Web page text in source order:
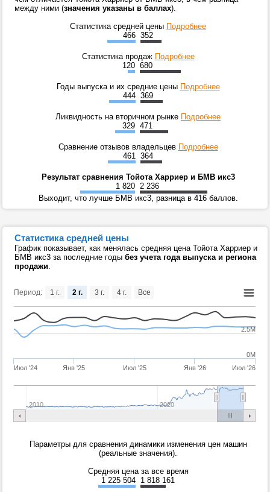
между ними (значения указаны в баллах).
Статистика средней цены Подробнее
466 352
Статистика продаж Подробнее
120 680
Годы выпуска и их средние цены Подробнее
444 369
Ликвидность на вторичном рынке Подробнее
329 471
Сравнение отзывов владельцев Подробнее
461
364
Результат сравнения Тойота Харриер и БМВ икс3
1 820 2 236
Выходит, что лучше БМВ икс3, разница в 416 баллов.
Статистика средней цены
График показывает, как менялась средняя цена Тойота Харриер и
БМВ икс3 за последние годы без учета года выпуска и региона
продажи
Период:
Июл '24 Янв '25 Июл '25 Янв '26 Июл '26
2010 2020
0M
2.5M
1 г. 2 г. 3 г. 4 г. Все
Параметры для сравнения динамики изменения цен машин
(реальные значения).
Средняя цена за все время
1 225 504 1 818 161